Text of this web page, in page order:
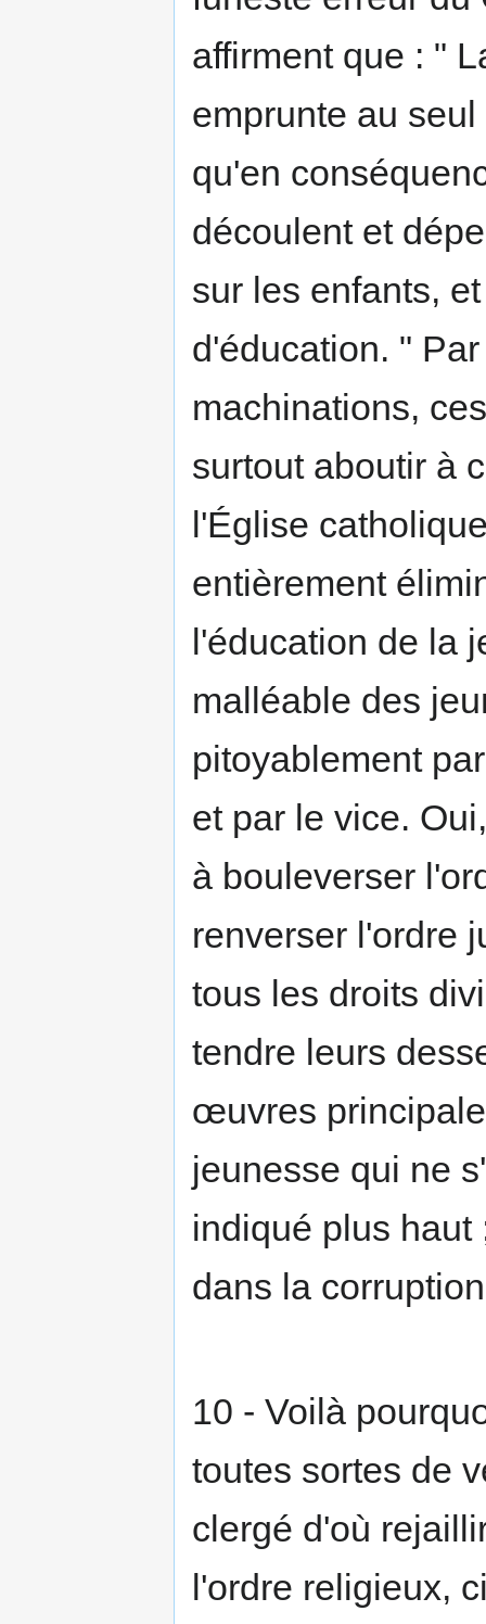
affirment que : "
emprunte au
qu'en
découlent et
sur les enfants,
d'éducation. "
machinations,
surtout aboutir à
l'Église
entièrement
l'éducation de la
malléable des
pitoyablement
et par le vice.
à bouleverser
renverser l'ordre
tous les droits
tendre leurs
œuvres
jeunesse qui ne
indiqué plus haut
dans la
10 - Voilà
toutes sortes de
clergé d'où
l'ordre religieux,